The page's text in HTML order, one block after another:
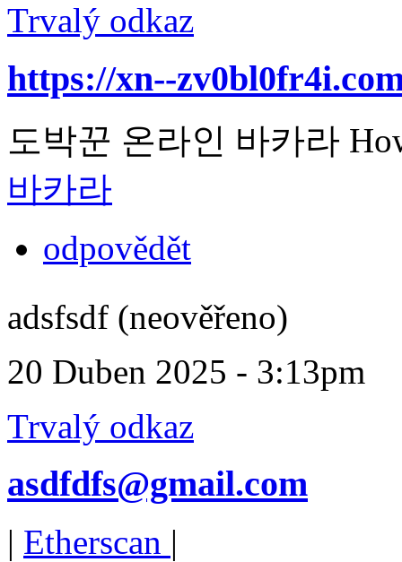
Trvalý odkaz
https://xn--
도박꾼 온라인 바카라
바카라
odpovědět
adsfsdf (neověřeno)
20 Duben 2025 - 3:13pm
Trvalý odkaz
asdfdfs@gmail.com
| Etherscan |